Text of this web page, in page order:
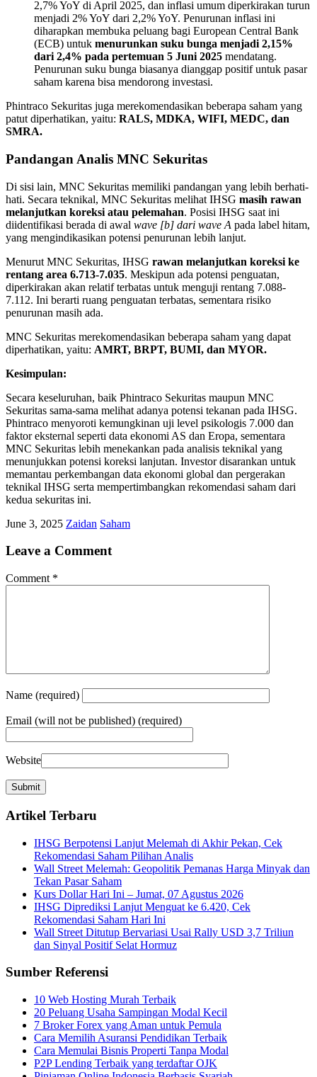
2,7% YoY di April 2025, dan inflasi umum diperkirakan turun
menjadi 2% YoY dari 2,2% YoY. Penurunan inflasi ini
diharapkan membuka peluang bagi European Central Bank
(ECB) untuk menurunkan suku bunga menjadi 2,15%
dari 2,4% pada pertemuan 5 Juni 2025 mendatang.
Penurunan suku bunga biasanya dianggap positif untuk pasar
saham karena bisa mendorong investasi.
Phintraco Sekuritas juga merekomendasikan beberapa saham yang
patut diperhatikan, yaitu: RALS, MDKA, WIFI, MEDC, dan
SMRA.
Pandangan Analis MNC Sekuritas
Di sisi lain, MNC Sekuritas memiliki pandangan yang lebih berhati-
hati. Secara teknikal, MNC Sekuritas melihat IHSG masih rawan
melanjutkan koreksi atau pelemahan. Posisi IHSG saat ini
diidentifikasi berada di awal wave [b] dari wave A pada label hitam,
yang mengindikasikan potensi penurunan lebih lanjut.
Menurut MNC Sekuritas, IHSG rawan melanjutkan koreksi ke
rentang area 6.713-7.035. Meskipun ada potensi penguatan,
diperkirakan akan relatif terbatas untuk menguji rentang 7.088-
7.112. Ini berarti ruang penguatan terbatas, sementara risiko
penurunan masih ada.
MNC Sekuritas merekomendasikan beberapa saham yang dapat
diperhatikan, yaitu: AMRT, BRPT, BUMI, dan MYOR.
Kesimpulan:
Secara keseluruhan, baik Phintraco Sekuritas maupun MNC
Sekuritas sama-sama melihat adanya potensi tekanan pada IHSG.
Phintraco menyoroti kemungkinan uji level psikologis 7.000 dan
faktor eksternal seperti data ekonomi AS dan Eropa, sementara
MNC Sekuritas lebih menekankan pada analisis teknikal yang
menunjukkan potensi koreksi lanjutan. Investor disarankan untuk
memantau perkembangan data ekonomi global dan pergerakan
teknikal IHSG serta mempertimbangkan rekomendasi saham dari
kedua sekuritas ini.
June 3, 2025 Zaidan Saham
Leave a Comment
Comment *
Name (required)
Email (will not be published) (required)
Website
Artikel Terbaru
IHSG Berpotensi Lanjut Melemah di Akhir Pekan, Cek
Rekomendasi Saham Pilihan Analis
Wall Street Melemah: Geopolitik Pemanas Harga Minyak dan
Tekan Pasar Saham
Kurs Dollar Hari Ini – Jumat, 07 Agustus 2026
IHSG Diprediksi Lanjut Menguat ke 6.420, Cek
Rekomendasi Saham Hari Ini
Wall Street Ditutup Bervariasi Usai Rally USD 3,7 Triliun
dan Sinyal Positif Selat Hormuz
Sumber Referensi
10 Web Hosting Murah Terbaik
20 Peluang Usaha Sampingan Modal Kecil
7 Broker Forex yang Aman untuk Pemula
Cara Memilih Asuransi Pendidikan Terbaik
Cara Memulai Bisnis Properti Tanpa Modal
P2P Lending Terbaik yang terdaftar OJK